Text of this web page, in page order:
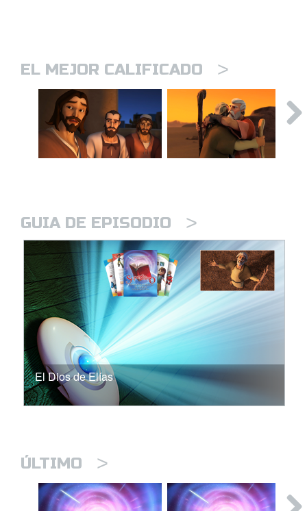
EL MEJOR CALIFICADO >
GUIA DE EPISODIO >
El Dios de Elías
ÚLTIMO >